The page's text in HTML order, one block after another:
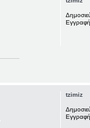
tzimiz